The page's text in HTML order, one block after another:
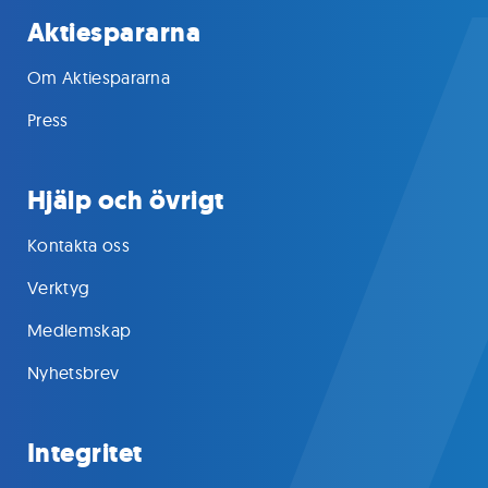
Aktiespararna
Om Aktiespararna
Press
Hjälp och övrigt
Kontakta oss
Verktyg
Medlemskap
Nyhetsbrev
Integritet